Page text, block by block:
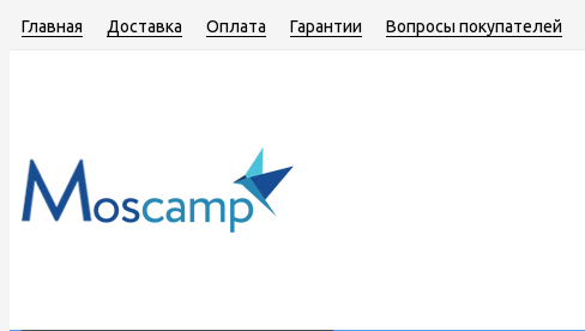
Главная Доставка Оплата Гарантии Вопросы покупателей